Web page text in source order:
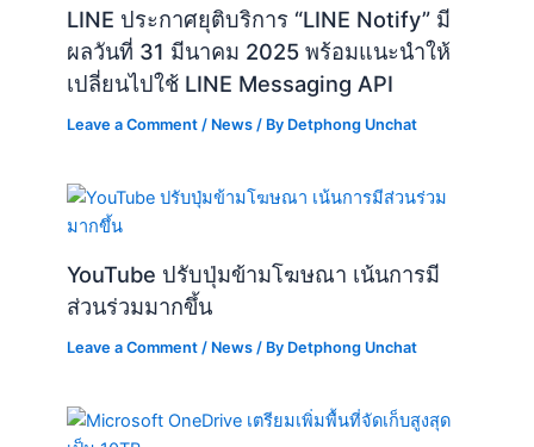
LINE ประกาศยุติบริการ “LINE Notify” มี
ผลวันที่ 31 มีนาคม 2025 พร้อมแนะนำให้
เปลี่ยนไปใช้ LINE Messaging API
Leave a Comment / News / By Detphong Unchat
YouTube ปรับปุ่มข้ามโฆษณา เน้นการมี
ส่วนร่วมมากขึ้น
Leave a Comment / News / By Detphong Unchat